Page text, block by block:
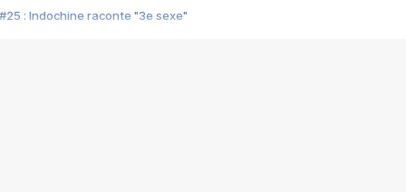
#25 : Indochine raconte "3e sexe"